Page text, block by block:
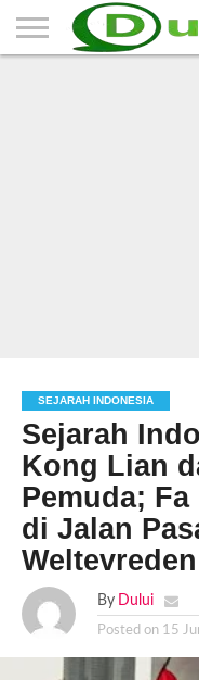
SEJARAH INDONESIA
Sejarah
Kong Lian
Pemuda;
di Jalan
Weltevreden
By Dului
Posted on 15